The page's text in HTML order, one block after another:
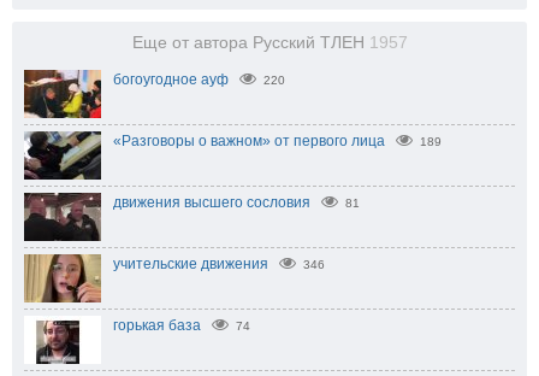
Еще от автора Русский ТЛЕН 1957
богоугодное ауф 220
«Разговоры о важном» от первого лица 189
движения высшего сословия 81
учительские движения 346
горькая база 74